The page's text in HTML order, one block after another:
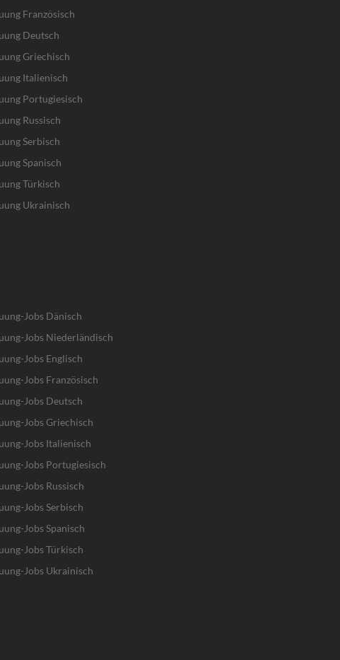
Französisch
Deutsch
Griechisch
Italienisch
Portugiesisch
Russisch
Serbisch
Spanisch
Türkisch
Ukrainisch
Jobs Dänisch
Jobs Niederländisch
Jobs Englisch
Jobs Französisch
Jobs Deutsch
Jobs Griechisch
Jobs Italienisch
Jobs Portugiesisch
Jobs Russisch
Jobs Serbisch
Jobs Spanisch
Jobs Türkisch
Jobs Ukrainisch